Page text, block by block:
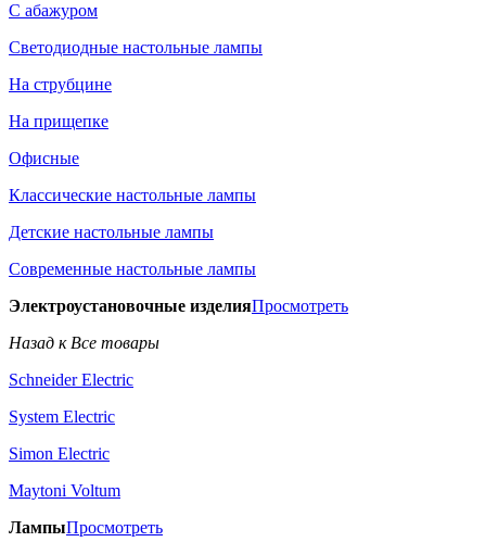
С абажуром
Светодиодные настольные лампы
На струбцине
На прищепке
Офисные
Классические настольные лампы
Детские настольные лампы
Современные настольные лампы
Электроустановочные изделияПросмотреть
Назад к Все товары
Schneider Electric
System Electric
Simon Electric
Maytoni Voltum
ЛампыПросмотреть